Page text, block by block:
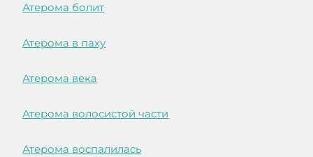
Атерома болит
Атерома в паху
Атерома века
Атерома волосистой части
Атерома воспалилась